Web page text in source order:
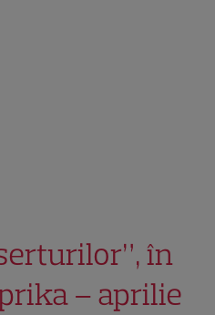
în
– aprilie